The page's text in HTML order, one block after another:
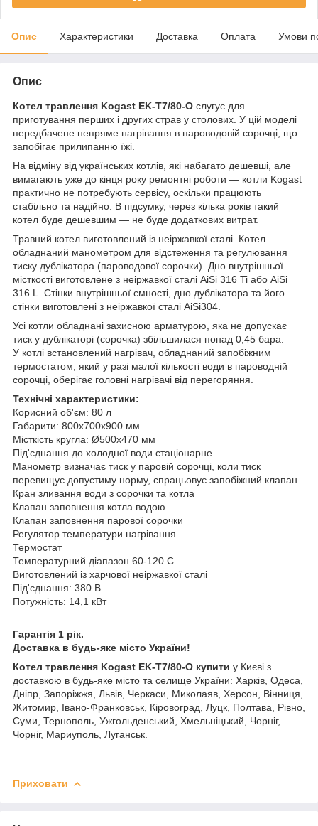
Опис Характеристики Доставка Оплата Умови
Опис
Котел травлення Kogast EK-T7/80-O слугує для
приготування перших і других страв у столових. У цій моделі
передбачене непряме нагрівання в пароводовій сорочці, що
запобігає прилипанню їжі.
На відміну від українських котлів, які набагато дешевші, але
вимагають уже до кінця року ремонтні роботи — котли Kogast
практично не потребують сервісу, оскільки працюють
стабільно та надійно. В підсумку, через кілька років такий
котел буде дешевшим — не буде додаткових витрат.
Травний котел виготовлений із неіржавкої сталі. Котел
обладнаний манометром для відстеження та регулювання
тиску дублікатора (пароводової сорочки). Дно внутрішньої
місткості виготовлене з неіржавкої сталі AiSi 316 Ti або AiSi
316 L. Стінки внутрішньої ємності, дно дублікатора та його
стінки виготовлені з неіржавкої сталі AiSi304.
Усі котли обладнані захисною арматурою, яка не допускає
тиск у дублікаторі (сорочка) збільшилася понад 0,45 бара.
У котлі встановлений нагрівач, обладнаний запобіжним
термостатом, який у разі малої кількості води в пароводній
сорочці, оберігає головні нагрівачі від перегоряння.
Технічні характеристики:
Корисний об'єм: 80 л
Габарити: 800х700х900 мм
Місткість кругла: Ø500х470 мм
Під'єднання до холодної води стаціонарне
Манометр визначає тиск у паровій сорочці, коли тиск
перевищує допустиму норму, спрацьовує запобіжний клапан.
Кран зливання води з сорочки та котла
Клапан заповнення котла водою
Клапан заповнення парової сорочки
Регулятор температури нагрівання
Термостат
Температурний діапазон 60-120 С
Виготовлений із харчової неіржавкої сталі
Під'єднання: 380 В
Потужність: 14,1 кВт
Гарантія 1 рік.
Доставка в будь-яке місто України!
Котел травлення Kogast EK-T7/80-O купити у Києві з
доставкою в будь-яке місто та селище України: Харків, Одеса,
Дніпр, Запоріжжя, Львів, Черкаси, Миколаяв, Херсон, Вінниця,
Житомир, Івано-Франковськ, Кіровоград, Луцк, Полтава, Рівно,
Суми, Тернополь, Ужгольденський, Хмельніцький, Чорніг,
Чорніг, Мариуполь, Луганськ.
Приховати